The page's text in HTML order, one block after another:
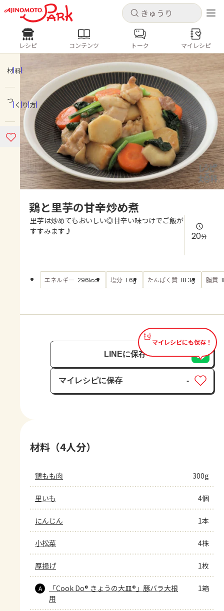
キャンセル
ログインするとレシピを保存できます
ログイン 新規登録
ホーム
コンテンツ
レシピ
よくあるお問い合わせ
AJINOMOTO PARK とは
キャンセル
レシピ コンテンツ
人気の食材・レシピ
きゅうり なす トマト
とうもろこし
ピーマン
みょうが ゴーヤ
レシピ コンテンツ トーク マイレシピ
材料
つくり方
鶏と里芋の甘辛炒め煮
里芋は炒めてもおいしい◎甘辛い味つけでご飯が
すすみます♪
20分
エネルギー 296kcal 塩分 1.6g たんぱく質 18.3g 脂質
マイレシピにも保存！
LINEに保存
マイレシピに保存
保存済み
-
材料（4人分）
鶏もも肉 300g
里いも 4個
にんじん 1本
小松菜 4株
厚揚げ 1枚
A
「Cook Do® きょうの大皿®」豚バラ大根
用
1箱